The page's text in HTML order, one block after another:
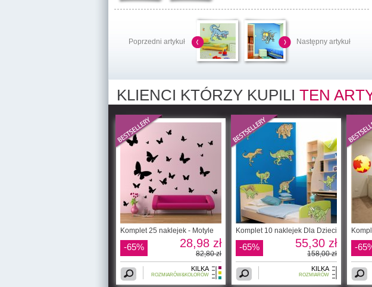
Poprzedni artykuł Następny artykuł
KLIENCI KTÓRZY KUPILI TEN
Komplet 25 naklejek - Motyle
-65% 28,98 zł
82,80 zł
KILKA
ROZMIARÓW&KOLORÓW
Komplet 10 naklejek Dla Dzieci
-65% 55,30 zł
158,00 zł
KILKA
ROZMIARÓW
-